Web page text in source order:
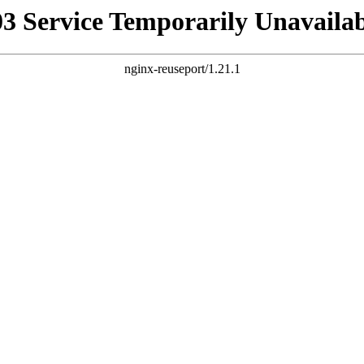
Service Temporarily
nginx-reuseport/1.21.1